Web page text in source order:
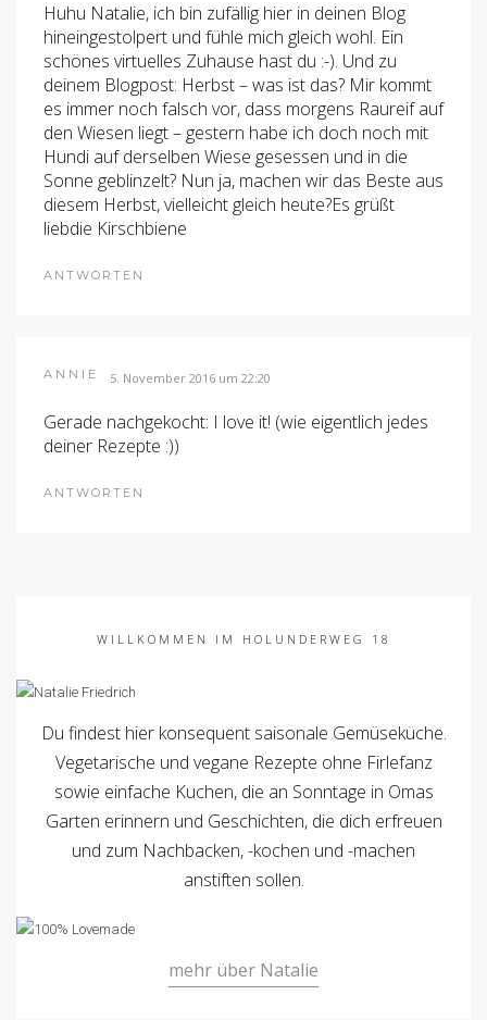
Huhu Natalie, ich bin zufällig hier in deinen Blog
hineingestolpert und fühle mich gleich wohl. Ein
schönes virtuelles Zuhause hast du :-). Und zu
deinem Blogpost: Herbst – was ist das? Mir kommt
es immer noch falsch vor, dass morgens Raureif auf
den Wiesen liegt – gestern habe ich doch noch mit
Hundi auf derselben Wiese gesessen und in die
Sonne geblinzelt? Nun ja, machen wir das Beste aus
diesem Herbst, vielleicht gleich heute?Es grüßt
liebdie Kirschbiene
ANTWORTEN
ANNIE 5. November 2016 um 22:20
Gerade nachgekocht: I love it! (wie eigentlich jedes
deiner Rezepte :))
ANTWORTEN
WILLKOMMEN IM HOLUNDERWEG 18
Du findest hier konsequent saisonale Gemüseküche.
Vegetarische und vegane Rezepte ohne Firlefanz
sowie einfache Kuchen, die an Sonntage in Omas
Garten erinnern und Geschichten, die dich erfreuen
und zum Nachbacken, -kochen und -machen
anstiften sollen.
mehr über Natalie